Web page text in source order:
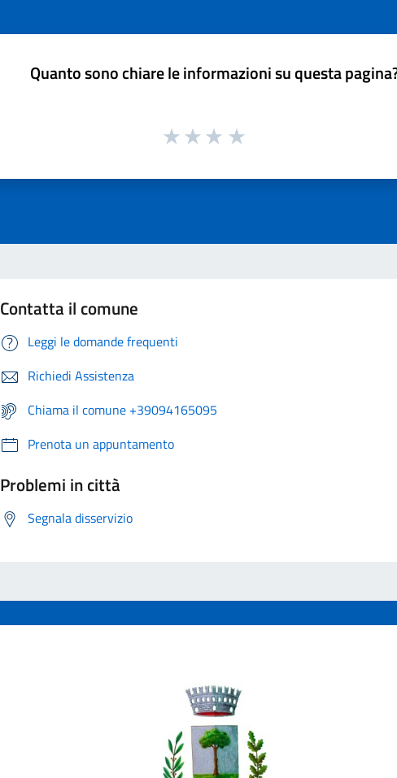
Quanto sono chiare le informazioni su questa
Contatta il comune
Leggi le domande frequenti
Richiedi Assistenza
Chiama il comune +39094165095
Prenota un appuntamento
Problemi in città
Segnala disservizio